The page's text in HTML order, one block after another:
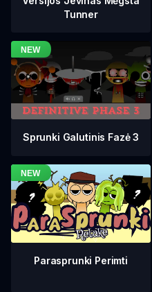
Tunner
Sprunki Galutinis Fazė 3
Parasprunki Perimti